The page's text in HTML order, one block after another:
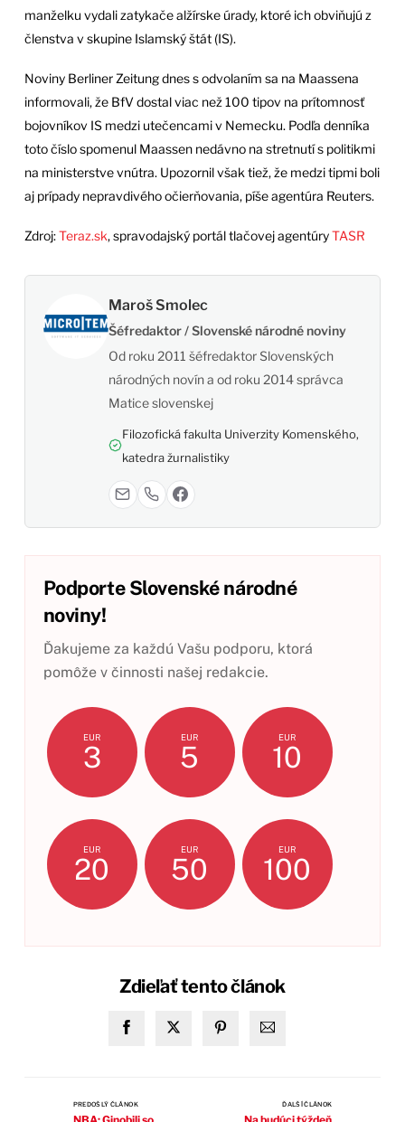
manželku vydali zatykače alžírske úrady, ktoré ich obviňujú z
členstva v skupine Islamský štát (IS).
Noviny Berliner Zeitung dnes s odvolaním sa na Maassena
informovali, že BfV dostal viac než 100 tipov na prítomnosť
bojovníkov IS medzi utečencami v Nemecku. Podľa denníka
toto číslo spomenul Maassen nedávno na stretnutí s politikmi
na ministerstve vnútra. Upozornil však tiež, že medzi tipmi boli
aj prípady nepravdivého očierňovania, píše agentúra Reuters.
Zdroj:Teraz.sk, spravodajský portál tlačovej agentúryTASR
Maroš Smolec
Šéfredaktor / Slovenské národné noviny
Od roku 2011 šéfredaktor Slovenských
národných novín a od roku 2014 správca
Matice slovenskej
Filozofická fakulta Univerzity Komenského,
katedra žurnalistiky
Podporte Slovenské národné
noviny!
Ďakujeme za každú Vašu podporu, ktorá
pomôže v činnosti našej redakcie.
EUR
3
EUR
5
EUR
10
EUR
20
EUR
50
EUR
100
Zdieľať tento článok
PREDOŠLÝ ČLÁNOK ĎALŠÍ ČLÁNOK